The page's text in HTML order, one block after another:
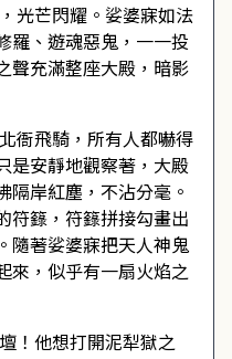
光芒閃耀。娑婆寐如法
羅、遊魂惡鬼，一一投
聲充滿整座大殿，暗影
衙飛騎，所有人都嚇得
是安靜地觀察著，大殿
隔岸紅塵，不沾分毫。
符籙，符籙拼接勾畫出
隨著娑婆寐把天人神鬼
來，似乎有一扇火焰之
！他想打開泥犁獄之